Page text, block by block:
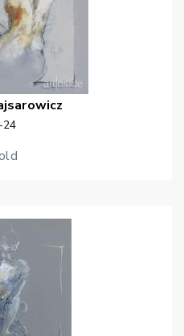
24